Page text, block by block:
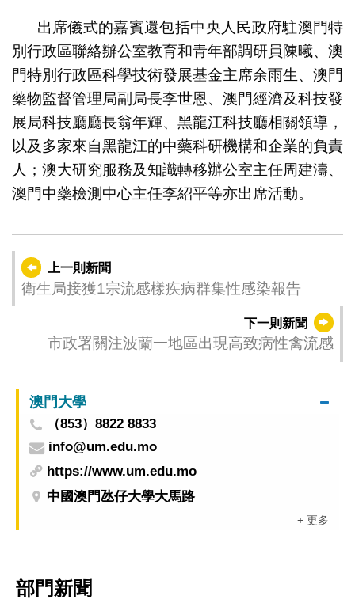
出席儀式的嘉賓還包括中央人民政府駐澳門特
別行政區聯絡辦公室教育和青年部調研員陳曦、澳
門特別行政區科學技術發展基金主席余雨生、澳門
藥物監督管理局副局長李世恩、澳門經濟及科技發
展局科技廳廳長翁年輝、黑龍江科技廳相關領導，
以及多家來自黑龍江的中藥科研機構和企業的負責
人；澳大研究服務及知識轉移辦公室主任周建濤、
澳門中藥檢測中心主任李紹平等亦出席活動。
上一則新聞
衛生局接獲1宗流感樣疾病群集性感染報告
下一則新聞
市政署關注波蘭一地區出現高致病性禽流感
澳門大學
（853）8822 8833
info@um.edu.mo
https://www.um.edu.mo
中國澳門氹仔大學大馬路
+ 更多
部門新聞